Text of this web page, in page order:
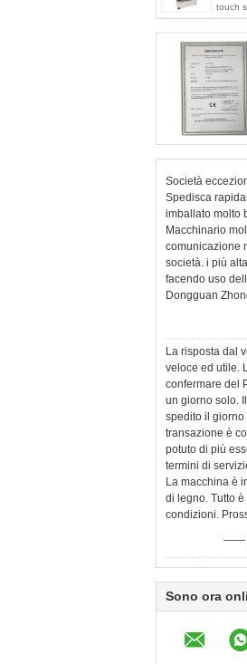
touch
Società
Spedisca
imballato molto
Macchinario
comunicazione
società. i più
facendo uso
Dongguan
La risposta dal
veloce ed utile.
confermare del
un giorno solo.
spedito il
transazione è
potuto di più
termini di
La macchina è
di legno. Tutto
condizioni.
——
Sono ora